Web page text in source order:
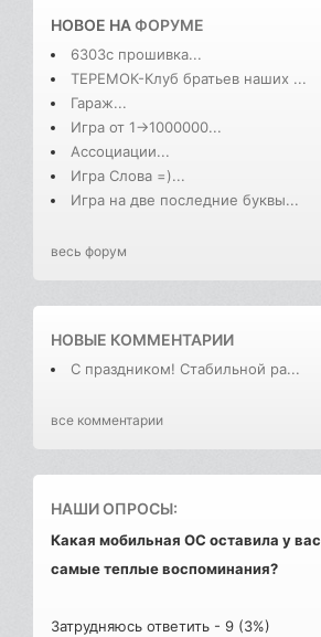
НОВОЕ НАФОРУМЕ
6303с прошивка...
ТЕРЕМОК-Клуб братьев наших ...
Гараж...
Игра от 1->1000000...
Ассоциации...
Игра Слова =)...
Игра на две последние буквы...
весь форум
НОВЫЕ КОММЕНТАРИИ
С праздником! Стабильной ра...
все комментарии
НАШИ ОПРОСЫ:
Какая мобильная ОС оставила у вас
самые теплые воспоминания?
Затрудняюсь ответить - 9 (3%)